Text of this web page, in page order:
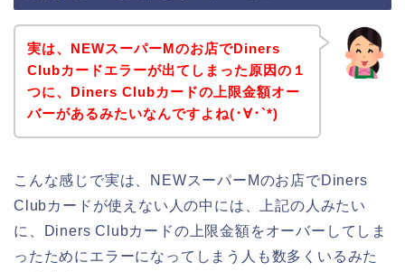
実は、NEWスーパーMのお店でDiners
Clubカードエラーが出てしまった原因の１
つに、Diners Clubカードの上限金額オー
バーがあるみたいなんですよね(･∀･`*)
こんな感じで実は、NEWスーパーMのお店でDiners
Clubカードが使えない人の中には、上記の人みたい
に、Diners Clubカードの上限金額をオーバーしてしま
ったためにエラーになってしまう人も数多くいるみた